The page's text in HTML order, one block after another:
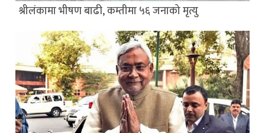
श्रीलंकामा भीषण बाढी, कम्तीमा ५६ जनाको मृत्यु